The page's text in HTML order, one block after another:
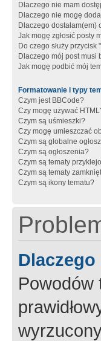
Dlaczego nie mam
Dlaczego nie mogę
Dlaczego dostałam(em)
Jak mogę zgłosić posty
Do czego służy
Dlaczego mój post musi
Jak mogę podbić mój
Formatowanie i typy
Czym jest BBCode?
Czy mogę używać
Czym są uśmieszki?
Czy mogę umieszczać
Czym są globalne
Czym są ogłoszenia?
Czym są tematy
Czym są tematy
Czym są ikony tematu?
Powodów